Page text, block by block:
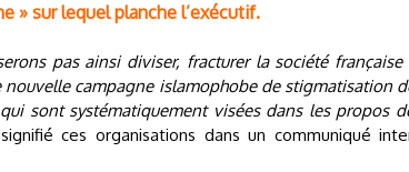
» sur lequel planche l’exécutif.
pas ainsi diviser, fracturer la société
nouvelle campagne islamophobe de stigmatisation
sont systématiquement visées dans les propos
ces organisations dans un communiqué